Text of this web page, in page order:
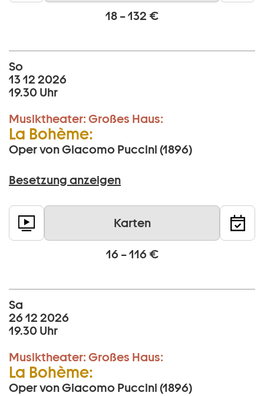
18 – 132 €
So
13 12 2026
19.30 Uhr
Musiktheater: Großes Haus:
La Bohème:
Oper von Giacomo Puccini (1896)
Besetzung anzeigen
Karten
16 – 116 €
Sa
26 12 2026
19.30 Uhr
Musiktheater: Großes Haus:
La Bohème:
Oper von Giacomo Puccini (1896)